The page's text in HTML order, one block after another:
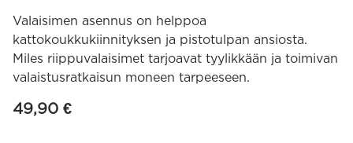
Valaisimen asennus on helppoa
kattokoukkukiinnityksen ja pistotulpan ansiosta.
Miles riippuvalaisimet tarjoavat tyylikkään ja toimivan
valaistusratkaisun moneen tarpeeseen.
49,90 €